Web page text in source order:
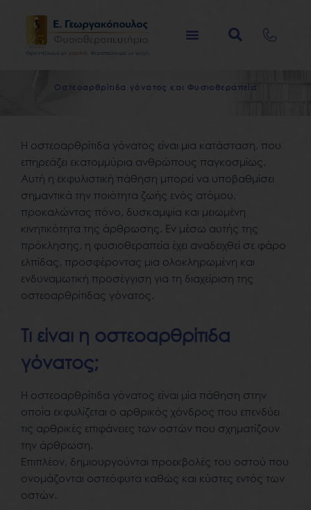
περιεχόμενο
Οστε οαρθρ τιδα γόνατος και Φυ σιοθε ραπε α
Η οστεοαρθρίτιδα γόνατος είναι μια κατάσταση, που
επηρεάζει εκατομμύρια ανθρώπους παγκοσμίως.
Αυτή η εκφυλιστική πάθηση μπορεί να υποβαθμίσει
σημαντικά την ποιότητα ζωής ενός ατόμου,
προκαλώντας πόνο, δυσκαμψία και μειωμένη
κινητικότητα της άρθρωσης. Εν μέσω αυτής της
πρόκλησης, η φυσιοθεραπεία έχει αναδειχθεί σε φάρο
ελπίδας, προσφέροντας μια ολοκληρωμένη και
ενδυναμωτική προσέγγιση για τη διαχείριση της
οστεοαρθρίτιδας γόνατος.
Τι είναι η οστεοαρθρίτιδα
γόνατος;
Η οστεοαρθρίτιδα γόνατος είναι μία πάθηση στην
οποία εκφυλίζεται ο αρθρικός χόνδρος που επενδύει
τις αρθρικές επιφάνειες των οστών που σχηματίζουν
την άρθρωση.
Επιπλέον, δημιουργούνται προεκβολές του οστού που
ονομάζονται οστεόφυτα καθώς και κύστες εντός των
οστών.